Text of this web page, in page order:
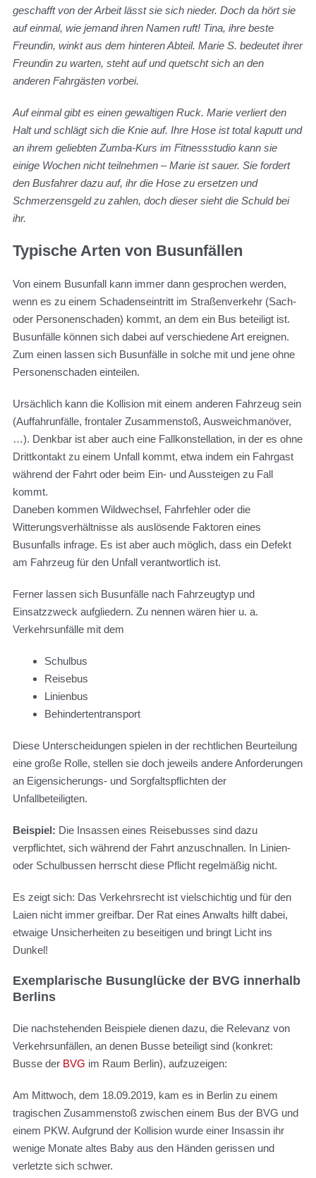
geschafft von der Arbeit lässt sie sich nieder. Doch da hört sie
auf einmal, wie jemand ihren Namen ruft! Tina, ihre beste
Freundin, winkt aus dem hinteren Abteil. Marie S. bedeutet ihrer
Freundin zu warten, steht auf und quetscht sich an den
anderen Fahrgästen vorbei.
Auf einmal gibt es einen gewaltigen Ruck. Marie verliert den
Halt und schlägt sich die Knie auf. Ihre Hose ist total kaputt und
an ihrem geliebten Zumba-Kurs im Fitnessstudio kann sie
einige Wochen nicht teilnehmen – Marie ist sauer. Sie fordert
den Busfahrer dazu auf, ihr die Hose zu ersetzen und
Schmerzensgeld zu zahlen, doch dieser sieht die Schuld bei
ihr.
Typische Arten von Busunfällen
Von einem Busunfall kann immer dann gesprochen werden,
wenn es zu einem Schadenseintritt im Straßenverkehr (Sach-
oder Personenschaden) kommt, an dem ein Bus beteiligt ist.
Busunfälle können sich dabei auf verschiedene Art ereignen.
Zum einen lassen sich Busunfälle in solche mit und jene ohne
Personenschaden einteilen.
Ursächlich kann die Kollision mit einem anderen Fahrzeug sein
(Auffahrunfälle, frontaler Zusammenstoß, Ausweichmanöver,
…). Denkbar ist aber auch eine Fallkonstellation, in der es ohne
Drittkontakt zu einem Unfall kommt, etwa indem ein Fahrgast
während der Fahrt oder beim Ein- und Aussteigen zu Fall
kommt.
Daneben kommen Wildwechsel, Fahrfehler oder die
Witterungsverhältnisse als auslösende Faktoren eines
Busunfalls infrage. Es ist aber auch möglich, dass ein Defekt
am Fahrzeug für den Unfall verantwortlich ist.
Ferner lassen sich Busunfälle nach Fahrzeugtyp und
Einsatzzweck aufgliedern. Zu nennen wären hier u. a.
Verkehrsunfälle mit dem
Schulbus
Reisebus
Linienbus
Behindertentransport
Diese Unterscheidungen spielen in der rechtlichen Beurteilung
eine große Rolle, stellen sie doch jeweils andere Anforderungen
an Eigensicherungs- und Sorgfaltspflichten der
Unfallbeteiligten.
Beispiel: Die Insassen eines Reisebusses sind dazu
verpflichtet, sich während der Fahrt anzuschnallen. In Linien-
oder Schulbussen herrscht diese Pflicht regelmäßig nicht.
Es zeigt sich: Das Verkehrsrecht ist vielschichtig und für den
Laien nicht immer greifbar. Der Rat eines Anwalts hilft dabei,
etwaige Unsicherheiten zu beseitigen und bringt Licht ins
Dunkel!
Exemplarische Busunglücke der BVG innerhalb
Berlins
Die nachstehenden Beispiele dienen dazu, die Relevanz von
Verkehrsunfällen, an denen Busse beteiligt sind (konkret:
Busse der BVG im Raum Berlin), aufzuzeigen:
Am Mittwoch, dem 18.09.2019, kam es in Berlin zu einem
tragischen Zusammenstoß zwischen einem Bus der BVG und
einem PKW. Aufgrund der Kollision wurde einer Insassin ihr
wenige Monate altes Baby aus den Händen gerissen und
verletzte sich schwer.